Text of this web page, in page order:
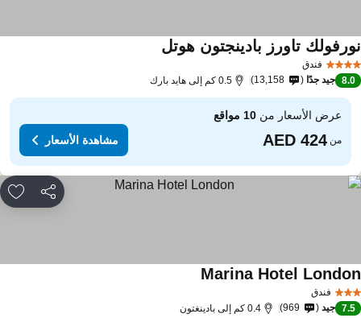
فندق
تاورز بادينجتون هوتلمشاهدة الأسعار
8.0 جيد جدًا 13,158 0.5 كم إلى هايد بارك
عرض الأسعار من10 مواقع
من مشاهدة الأسعار
مشاركة
فندق
Marina Hotelمشاهدة الأسعار
7.5 جيد 969 0.4 كم إلى بادينغتون